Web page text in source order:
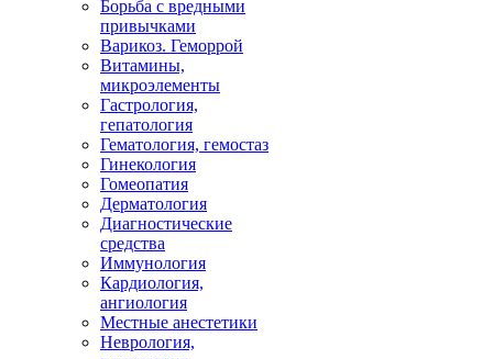
Борьба с вредными
привычками
Варикоз. Геморрой
Витамины,
микроэлементы
Гастрология,
гепатология
Гематология, гемостаз
Гинекология
Гомеопатия
Дерматология
Диагностические
средства
Иммунология
Кардиология,
ангиология
Местные анестетики
Неврология,